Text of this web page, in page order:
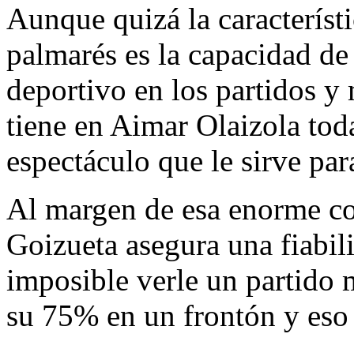
Aunque quizá la
palmarés es la capacidad
deportivo en los partidos y
tiene en Aimar Olaizola
espectáculo que le sirve
Al margen de esa enorme
Goizueta asegura una
imposible verle un partido
su 75% en un frontón y